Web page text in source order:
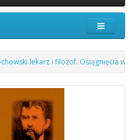
lekarz i filozof. Osiągnięcia w